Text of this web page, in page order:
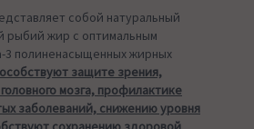
собой натуральный
рыбий жир с оптимальным
3 полиненасыщенных жирных
защите зрения,
мозга, профилактике
заболеваний, снижению уровня